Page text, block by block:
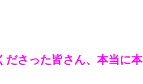
ださった皆さん、本当に